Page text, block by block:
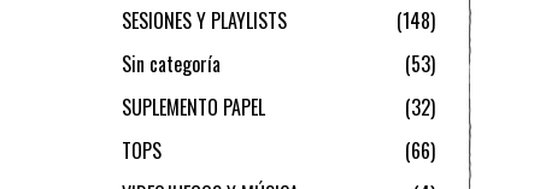
SESIONES Y PLAYLISTS
148
Sin categoría
53
SUPLEMENTO PAPEL
32
TOPS
66